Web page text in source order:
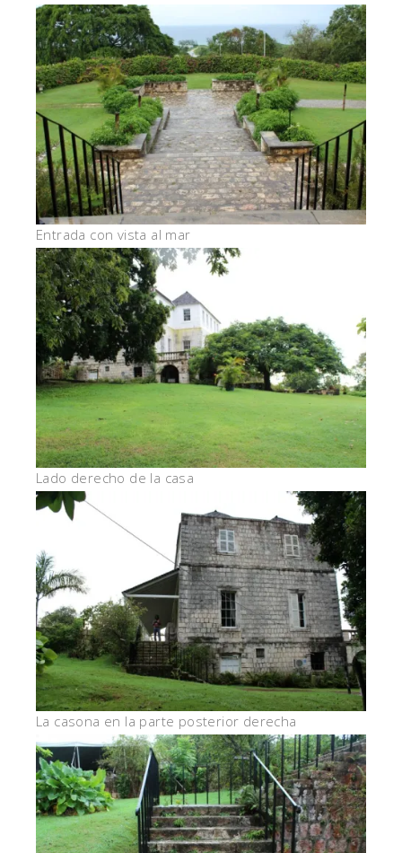
Entrada con vista al mar
Lado derecho de la casa
La casona en la parte posterior derecha